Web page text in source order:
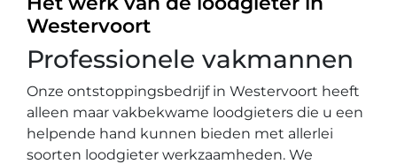
Westervoort
Professionele vakmannen
Onze ontstoppingsbedrijf in Westervoort heeft
alleen maar vakbekwame loodgieters die u een
helpende hand kunnen bieden met allerlei
soorten loodgieter werkzaamheden. We